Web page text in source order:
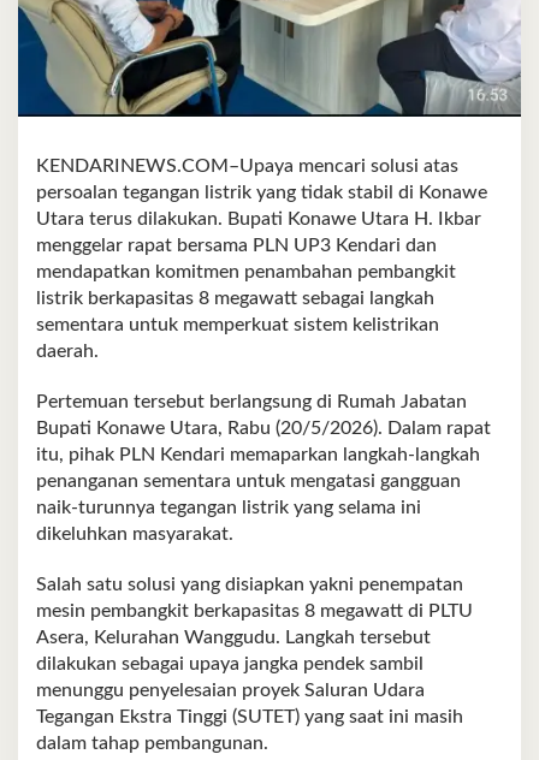
KENDARINEWS.COM–Upaya mencari solusi atas
persoalan tegangan listrik yang tidak stabil di Konawe
Utara terus dilakukan. Bupati Konawe Utara H. Ikbar
menggelar rapat bersama PLN UP3 Kendari dan
mendapatkan komitmen penambahan pembangkit
listrik berkapasitas 8 megawatt sebagai langkah
sementara untuk memperkuat sistem kelistrikan
daerah.
Pertemuan tersebut berlangsung di Rumah Jabatan
Bupati Konawe Utara, Rabu (20/5/2026). Dalam rapat
itu, pihak PLN Kendari memaparkan langkah-langkah
penanganan sementara untuk mengatasi gangguan
naik-turunnya tegangan listrik yang selama ini
dikeluhkan masyarakat.
Salah satu solusi yang disiapkan yakni penempatan
mesin pembangkit berkapasitas 8 megawatt di PLTU
Asera, Kelurahan Wanggudu. Langkah tersebut
dilakukan sebagai upaya jangka pendek sambil
menunggu penyelesaian proyek Saluran Udara
Tegangan Ekstra Tinggi (SUTET) yang saat ini masih
dalam tahap pembangunan.